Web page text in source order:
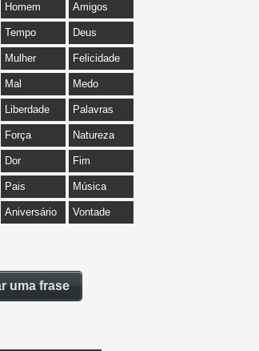
Homem Amigos
Tempo Deus
Mulher Felicidade
Mal Medo
Liberdade Palavras
Força Natureza
Dor Fim
Pais Música
Aniversário Vontade
uma frase